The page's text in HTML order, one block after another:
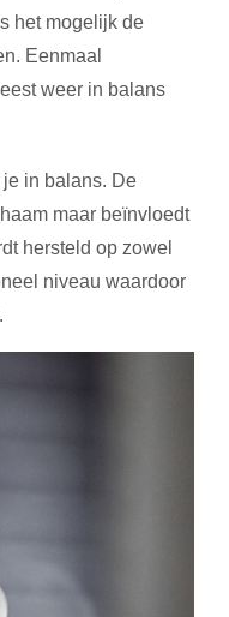
het mogelijk de
Eenmaal
weer in balans
in balans. De
maar beïnvloedt
hersteld op zowel
niveau waardoor